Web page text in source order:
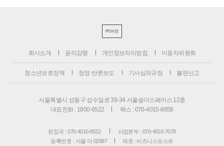
PC버전
회사소개 윤리강령 개인정보처리방침 이용자위원회
청소년보호정책 정정·반론보도 기사심의규정 불편신고
서울특별시 성동구 성수일로 39-34 서울숲더스페이스 12층
대표전화 : 1800-6522
팩스 : 070-4015-8658
편집국 : 070-4010-8512
사업본부 : 070-4010-7078
등록번호 : 서울 아 02897
제호 : 비즈니스포스트